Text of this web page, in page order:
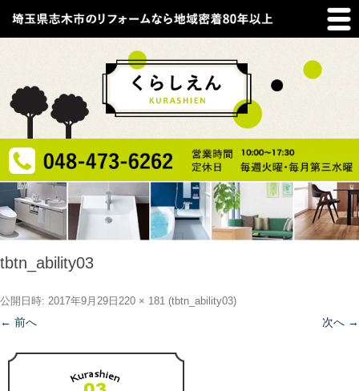
tbtn_ability03
公開日時: 2017年9月29日 220 × 181 (tbtn_ability03)
← 前へ 次へ →